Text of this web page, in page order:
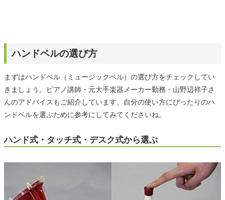
ハンドベルの選び方
まずはハンドベル（ミュージックベル）の選び方をチェックしてい
きましょう。ピアノ講師・元大手楽器メーカー勤務・山野辺祥子さ
んのアドバイスもご紹介しています。自分の使い方にぴったりのハ
ンドベルを選ぶために参考にしてみてくださいね。
ハンド式・タッチ式・デスク式から選ぶ